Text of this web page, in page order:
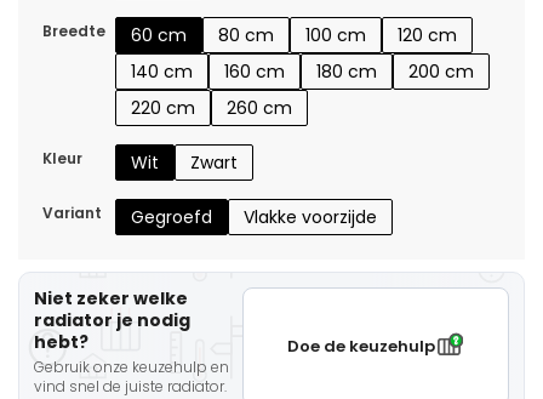
Breedte 60 cm 80 cm 100 cm
120 cm
140 cm
160 cm 180 cm
200 cm
220 cm
260 cm
Kleur Wit Zwart
Variant Gegroefd Vlakke voorzijde
Niet zeker welke
radiator je nodig
hebt?
Gebruik onze keuzehulp en
vind snel de juiste radiator.
Doe de keuzehulp